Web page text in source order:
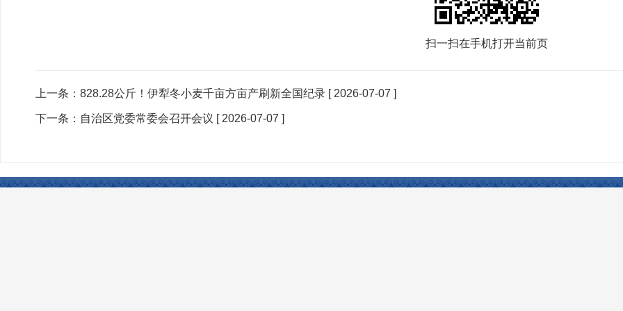
扫一扫在手机打开当前页
上一条： 828.28公斤！伊犁冬小麦千亩方亩产刷新全国纪录 [ 2026-07-07 ]
下一条： 自治区党委常委会召开会议 [ 2026-07-07 ]